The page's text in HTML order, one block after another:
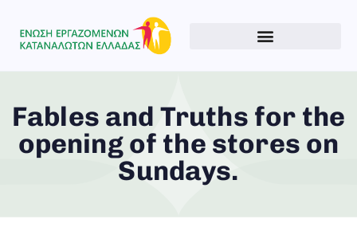
Fables and Truths for the
opening of the stores on
Sundays.